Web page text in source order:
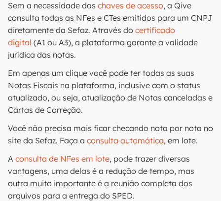
Sem a necessidade das chaves de acesso, a Qive
consulta todas as NFes e CTes emitidos para um CNPJ
diretamente da Sefaz. Através do certificado
digital (A1 ou A3), a plataforma garante a validade
jurídica das notas.
Em apenas um clique você pode ter todas as suas
Notas Fiscais na plataforma, inclusive com o status
atualizado, ou seja, atualização de Notas canceladas e
Cartas de Correção.
Você não precisa mais ficar checando nota por nota no
site da Sefaz. Faça a consulta automática, em lote.
A consulta de NFes em lote, pode trazer diversas
vantagens, uma delas é a redução de tempo, mas
outra muito importante é a reunião completa dos
arquivos para a entrega do SPED.